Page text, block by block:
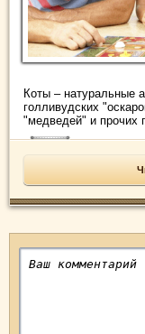
Коты – натуральные
голливудских
"медведей" и прочих